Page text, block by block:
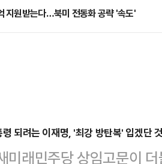
지원받는다…북미 전동화 공략 '속도'
되려는 이재명, '최강 방탄복' 입겠단
미래민주당 상임고문이